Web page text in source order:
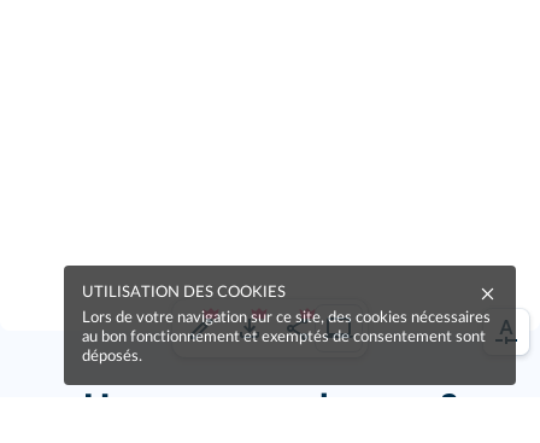
Une erreur sur la page ?
UTILISATION DES COOKIES
Lors de votre navigation sur ce site, des cookies nécessaires
au bon fonctionnement et exemptés de consentement sont
déposés.